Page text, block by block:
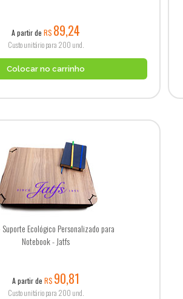
A partir deR$ 89,24
Custo unitário para 200 und.
Colocar no carrinho
Suporte Ecológico Personalizado para
Notebook - Jatfs
A partir deR$ 90,81
Custo unitário para 200 und.